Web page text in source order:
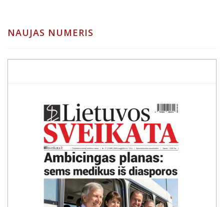
NAUJAS NUMERIS